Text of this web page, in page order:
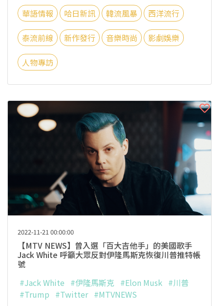
華語情報 哈日新訊 韓流風暴 西洋流行
泰流前線 新作發行 音樂時尚 影劇娛樂
人物專訪
2022-11-21 00:00:00
【MTV NEWS】曾入選「百大吉他手」的美國歌手
Jack White 呼籲大眾反對伊隆馬斯克恢復川普推特帳
號
#Jack White #伊隆馬斯克 #Elon Musk #川普
#Trump #Twitter #MTVNEWS